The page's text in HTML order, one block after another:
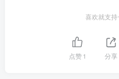
喜欢就支
点赞1 分享